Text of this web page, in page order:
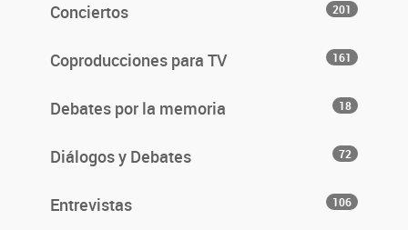
Conciertos 201
Coproducciones para TV 161
Debates por la memoria 18
Diálogos y Debates 72
Entrevistas 106